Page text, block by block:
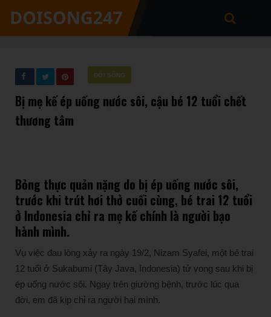
ĐỜI SỐNG
Bị mẹ kế ép uống nước sôi, cậu bé 12 tuổi chết
thương tâm
Bỏng thực quản nặng do bị ép uống nước sôi,
trước khi trút hơi thở cuối cùng, bé trai 12 tuổi
ở Indonesia chỉ ra mẹ kế chính là người bạo
hành mình.
Vụ việc đau lòng xảy ra ngày 19/2, Nizam Syafei, một bé trai
12 tuổi ở Sukabumi (Tây Java, Indonesia) tử vong sau khi bị
ép uống nước sôi. Ngay trên giường bệnh, trước lúc qua
đời, em đã kịp chỉ ra người hại mình.